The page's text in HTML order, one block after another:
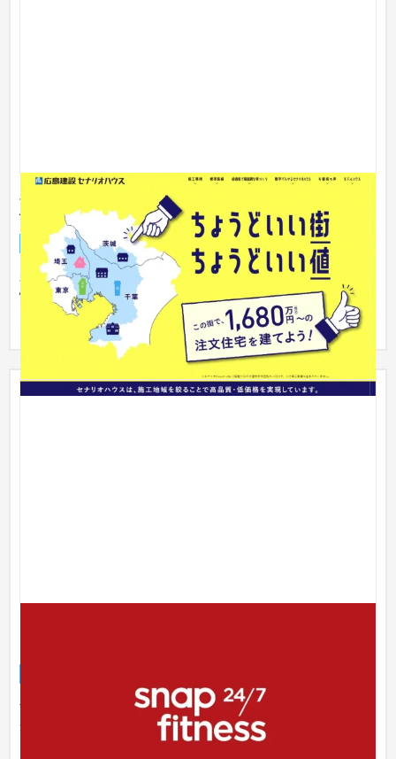
広島建設 セナリオハウス LP【コーディングにて制
作】
ランディングページ 建設・工務店・住宅・リフォーム
親しみやすさと分かりやすさを重視し、複雑になりがちな料金
情報を直感的に伝わる構成で設計しました。 安心感のあるデザ
インと...
世界20カ国以上に店舗を展開するフィットネスジムを運営する
企業さまのランディングページを制作しました。 デザインから